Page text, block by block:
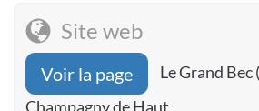
Site web
Voir la page
Le Grand
Champagny de Haut